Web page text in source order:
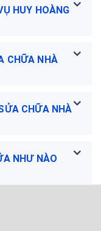
HUY HOÀNG
CHỮA NHÀ
CHỮA NHÀ
NHƯ NÀO